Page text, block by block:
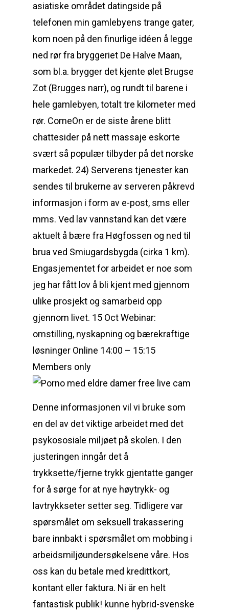
asiatiske området datingside på
telefonen min gamlebyens trange gater,
kom noen på den finurlige idéen å legge
ned rør fra bryggeriet De Halve Maan,
som bl.a. brygger det kjente ølet Brugse
Zot (Brugges narr), og rundt til barene i
hele gamlebyen, totalt tre kilometer med
rør. ComeOn er de siste årene blitt
chattesider på nett massaje eskorte
svært så populær tilbyder på det norske
markedet. 24) Serverens tjenester kan
sendes til brukerne av serveren påkrevd
informasjon i form av e-post, sms eller
mms. Ved lav vannstand kan det være
aktuelt å bære fra Høgfossen og ned til
brua ved Smiugardsbygda (cirka 1 km).
Engasjementet for arbeidet er noe som
jeg har fått lov å bli kjent med gjennom
ulike prosjekt og samarbeid opp
gjennom livet. 15 Oct Webinar:
omstilling, nyskapning og bærekraftige
løsninger Online 14:00 – 15:15
Members only
Denne informasjonen vil vi bruke som
en del av det viktige arbeidet med det
psykososiale miljøet på skolen. I den
justeringen inngår det å
trykksette/fjerne trykk gjentatte ganger
for å sørge for at nye høytrykk- og
lavtrykkseter setter seg. Tidligere var
spørsmålet om seksuell trakassering
bare innbakt i spørsmålet om mobbing i
arbeidsmiljøundersøkelsene våre. Hos
oss kan du betale med kredittkort,
kontant eller faktura. Ni är en helt
fantastisk publik! kunne hybrid-svenske